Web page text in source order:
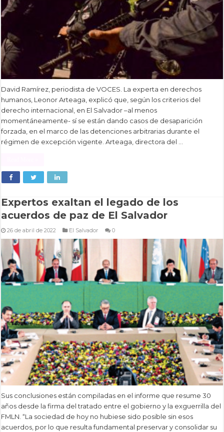
David Ramírez, periodista de VOCES. La experta en derechos
humanos, Leonor Arteaga, explicó que, según los criterios del
derecho internacional, en El Salvador –al menos
momentáneamente- sí se están dando casos de desaparición
forzada, en el marco de las detenciones arbitrarias durante el
régimen de excepción vigente. Arteaga, directora del …
Expertos exaltan el legado de los
acuerdos de paz de El Salvador
26 de abril de 2022 El Salvador 0
Sus conclusiones están compiladas en el informe que resume 30
años desde la firma del tratado entre el gobierno y la exguerrilla del
FMLN. “La sociedad de hoy no hubiese sido posible sin esos
acuerdos, por lo que resulta fundamental preservar y consolidar su